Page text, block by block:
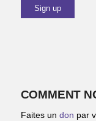
COMMENT
Faites un don par